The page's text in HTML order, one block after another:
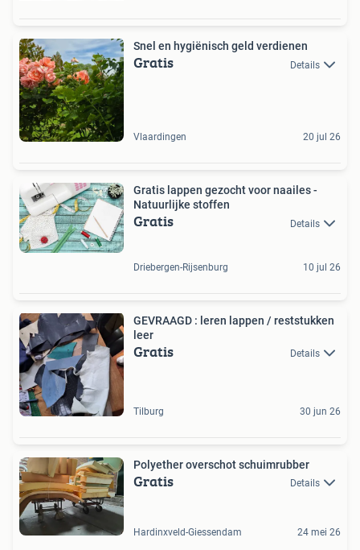
Snel en hygiënisch geld verdienen
Gratis Details
Vlaardingen 20 jul 26
Gratis lappen gezocht voor naailes -
Natuurlijke stoffen
Gratis Details
Driebergen-Rijsenburg 10 jul 26
GEVRAAGD : leren lappen / reststukken
leer
Gratis Details
Tilburg 30 jun 26
Polyether overschot schuimrubber
Gratis Details
Hardinxveld-Giessendam 24 mei 26